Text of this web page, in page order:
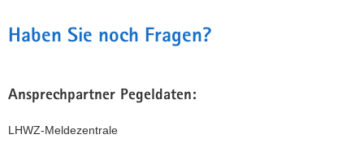
Haben Sie noch Fragen?
Ansprechpartner Pegeldaten:
LHWZ-Meldezentrale